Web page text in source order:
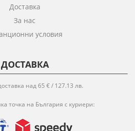
Доставка
За нас
условия
ДОСТАВКА
над 65 € / 127.13 лв.
точка на България с куриери: